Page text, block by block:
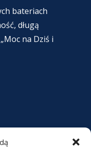
bateriach
długą
na Dziś i
zwrotu